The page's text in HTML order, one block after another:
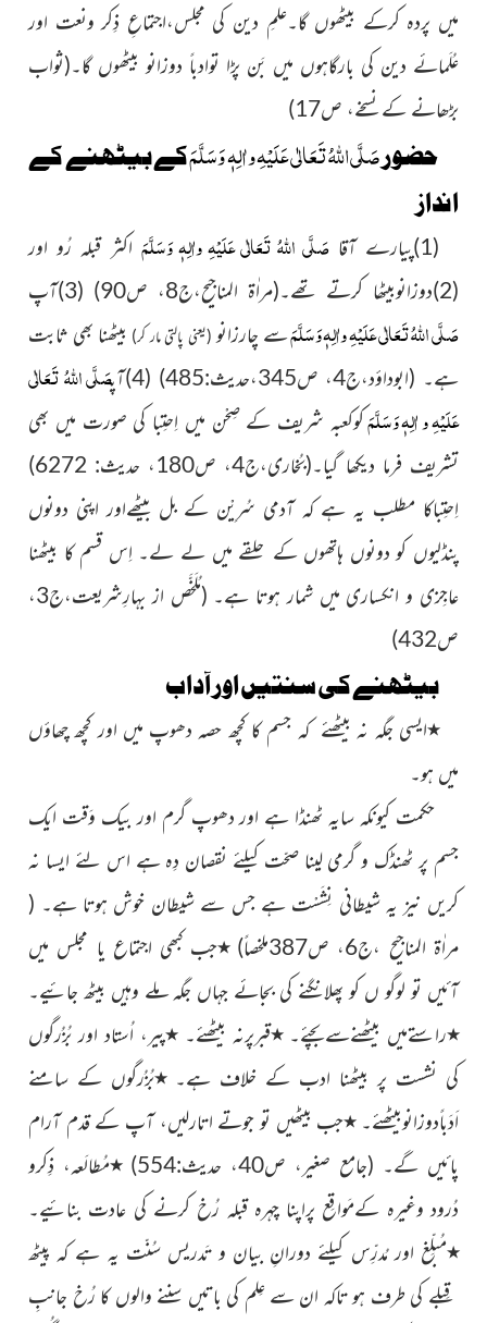
میں پردہ کرکے بیٹھوں گا۔علمِ دین کی مجلس،اجتماعِ ذِکر ونعت اور
عُلَمائے دین کی بارگاہوں میں بَن پڑا توادباً دوزانو بیٹھوں گا۔(ثواب
بڑھانے کے نسخے، ص17)
حضورصَلَّی اللّٰہُ تَعَالٰی عَلَیْہِ واٰلِہٖ وَسَلَّمَکے بیٹھنے کے
انداز
(1)پیارے آقا صَلَّی اللّٰہُ تَعَالٰی عَلَیْہِ واٰلِہٖ وَسَلَّمَ اکثر قبلہ رُو اور
(2)دوزانوبیٹھا کرتے تھے۔
(مراٰۃ المناجیح،ج8، ص90) (3)آپ
صَلَّی اللّٰہُ تَعَالٰی عَلَیْہِ واٰلِہٖ وَسَلَّمَسے چارزانو (یعنی پالتی مار کر) بیٹھنا بھی ثابت
ہے۔ (ابوداؤد،ج4، ص 345،حدیث:485 ) (4)آپ
صَلَّی اللّٰہُ تَعَالٰی
عَلَیْہِ و اٰلِہٖ وَسَلَّمَکوکعبہ شریف کے صِحْن میں اِحتِبا کی صورت میں بھی
تشریف فرما دیکھا گیا۔(بُخاری،ج4، ص180، حدیث: 6272)
اِحتِباکا مطلب یہ ہے کہ آدمی سُرِیْن کے بل بیٹھےاور اپنی دونوں
پنڈلیوں کو دونوں ہاتھوں کے حلقے میں لے لے۔ اِس قسم کا بیٹھنا
عاجِزی و انکساری میں شمار ہوتا ہے۔
(مُلَخَّص از بہارِشریعت،ج3،
ص432)
بیٹھنے کی سنتیں اور آداب
٭ایسی جگہ نہ بیٹھئے کہ جسم کا کچھ حصہ دھوپ میں اور کچھ چھاؤں
میں ہو۔
حکمت کیونکہ سایہ ٹھنڈا ہے اور دھوپ گرم اور بیک وَقت ایک
جسم پر ٹھنڈک و گرمی لینا صحّت کیلئے نقصان دِہ ہے اس لئے ایسا نہ
کریں نیز یہ شیطانی نِشَسْت ہے جس سے شیطان خوش ہوتا ہے۔ (
مراٰۃ المناجیح ،ج6، ص387ملخصاً)
٭جب کبھی اجتماع یا مجلس میں
آئیں تو لوگو ں کو پھلانگنے کی بجائے جہاں جگہ ملے وہیں بیٹھ جائیے۔
٭راستےمیں بیٹھنےسےبچئے۔٭قبرپرنہ بیٹھئے۔٭پیر، اُستاد اوربُزُرگوں
کی نشست پر بیٹھنا ادب کے خلاف ہے۔ ٭بُزُرگوں کے سامنے
اَدَباًدوزانوبیٹھئے۔٭جب بیٹھیں تو جوتے اتارلیں،آپ کے قدم آرام
پائیں گے۔ (جامع صغیر، ص40، حدیث:554) ٭مُطالَعہ، ذِکرو
دُرود وغیرہ کےمَواقِع پراپنا چہرہ قبلہ رُخ کرنے کی عادت بنائیے۔
٭مُبلِّغ اور مُدرِّس کیلئے دورانِ بیان و تَدریس سُنّت یہ ہے کہ پیٹھ
قِبلے کی طرف ہو تاکہ ان سے عِلم کی باتیں سننے والوں کا رُخ جانبِ